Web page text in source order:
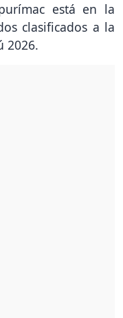
está en la
clasificados a la
2026.